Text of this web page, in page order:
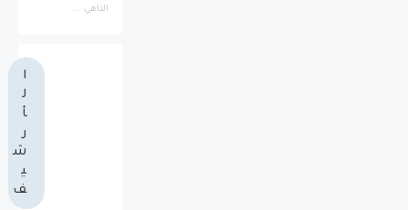
الناهي ...
ا
ل
أ
ر
ش
ي
ف